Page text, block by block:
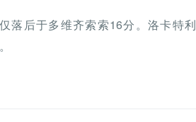
落后于多维齐索索16分。洛卡特利